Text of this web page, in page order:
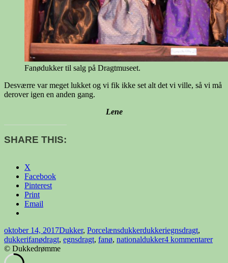
Fanødukker til salg på Dragtmuseet.
Desværre var meget lukket og vi fik ikke set alt det vi ville, så vi må
derover igen en anden gang.
Lene
SHARE THIS:
X
Facebook
Pinterest
Print
Email
Udgivet
i
oktober 14, 2017Kategorier
Dukker, PorcelænsdukkerTags
dukkeriegnsdragt,
dukkerifanødragt, egnsdragt, fanø, nationaldukker4 kommentarertil
© Dukkedrømme